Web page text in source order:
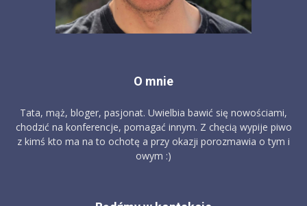
O mnie
Tata, mąż, bloger, pasjonat. Uwielbia bawić się nowościami,
chodzić na konferencje, pomagać innym. Z chęcią wypije piwo
z kimś kto ma na to ochotę a przy okazji porozmawia o tym i
owym :)